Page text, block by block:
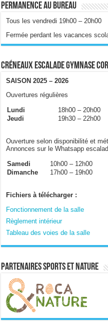
Permanence au bureau
Tous les vendredi 19h00 – 20h00
Fermée perdant les vacances
Créneaux escalade gymnase
SAISON 2025 – 2026
Ouvertures régulières
Lundi
18h00 – 20h00
Jeudi
19h30 – 22h00
Ouverture selon disponibilité et
Annonces sur le Whatsapp
Samedi
10h00 – 12h00
Dimanche
17h00 – 19h00
Fichiers à télécharger :
Fonctionnement de la salle
Règlement intérieur
Tableau des voies de la salle
Partenaires sports et nature